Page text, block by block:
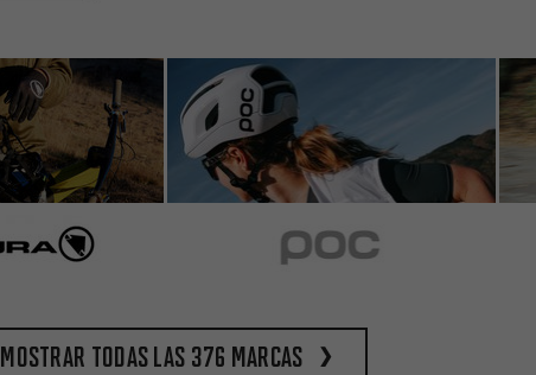
Mostrar todas las 376 marcas